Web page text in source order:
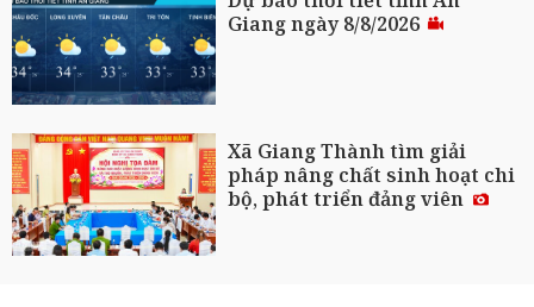
Giang ngày 8/8/2026
Xã Giang Thành tìm giải
pháp nâng chất sinh hoạt chi
bộ, phát triển đảng viên